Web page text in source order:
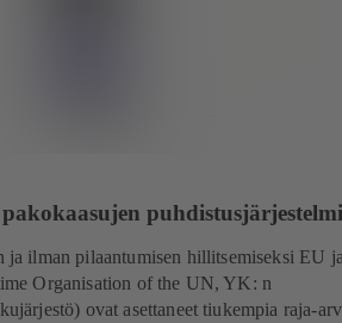
ja ilman pilaantumisen hillitsemiseksi EU
Organisation of the UN, YK: n
ovat asettaneet tiukempia raja-